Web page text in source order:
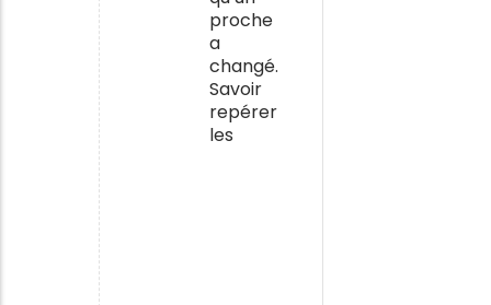
proche
a
changé.
Savoir
repérer
les